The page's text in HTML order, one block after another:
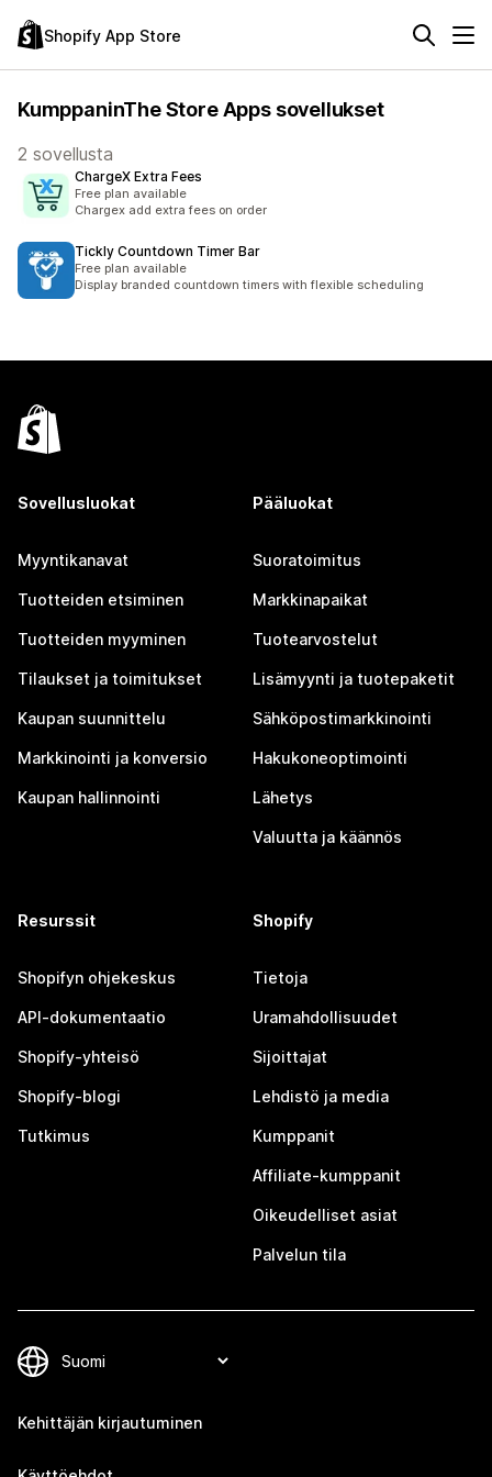
Shopify App Store
KumppaninThe Store Apps sovellukset
2 sovellusta
ChargeX Extra Fees
Free plan available
Chargex add extra fees on order
Tickly Countdown Timer Bar
Free plan available
Display branded countdown timers with flexible scheduling
Sovellusluokat
Myyntikanavat
Tuotteiden etsiminen
Tuotteiden myyminen
Tilaukset ja toimitukset
Kaupan suunnittelu
Markkinointi ja konversio
Kaupan hallinnointi
Pääluokat
Suoratoimitus
Markkinapaikat
Tuotearvostelut
Lisämyynti ja tuotepaketit
Sähköpostimarkkinointi
Hakukoneoptimointi
Lähetys
Valuutta ja käännös
Resurssit
Shopifyn ohjekeskus
API-dokumentaatio
Shopify-yhteisö
Shopify-blogi
Tutkimus
Shopify
Tietoja
Uramahdollisuudet
Sijoittajat
Lehdistö ja media
Kumppanit
Affiliate-kumppanit
Oikeudelliset asiat
Palvelun tila
Kehittäjän kirjautuminen